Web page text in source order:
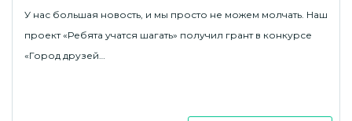
У нас большая новость, и мы просто не можем молчать. Наш
проект «Ребята учатся шагать» получил грант в конкурсе
«Город друзей…